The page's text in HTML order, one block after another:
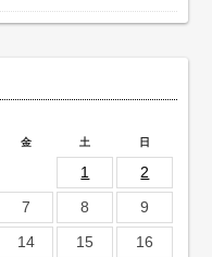
金 土 日
1
2
7 8
9
14 15
16